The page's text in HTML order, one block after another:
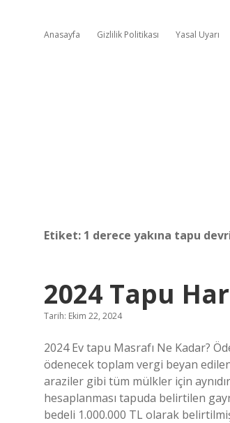
Anasayfa Gizlilik Politikası Yasal Uyarı
Etiket: 1 derece yakına tapu
2024 Tapu
Tarih: Ekim 22, 2024
2024 Ev tapu Masrafı Ne Kadar?
ödenecek toplam vergi beyan
araziler gibi tüm mülkler için
hesaplanması tapuda belirtilen
bedeli 1.000.000 TL olarak